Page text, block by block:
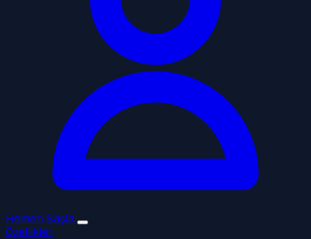
Hemen Başla
Özellikler